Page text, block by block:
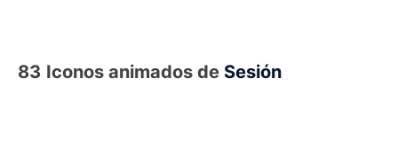
83 Iconos animados de Sesión